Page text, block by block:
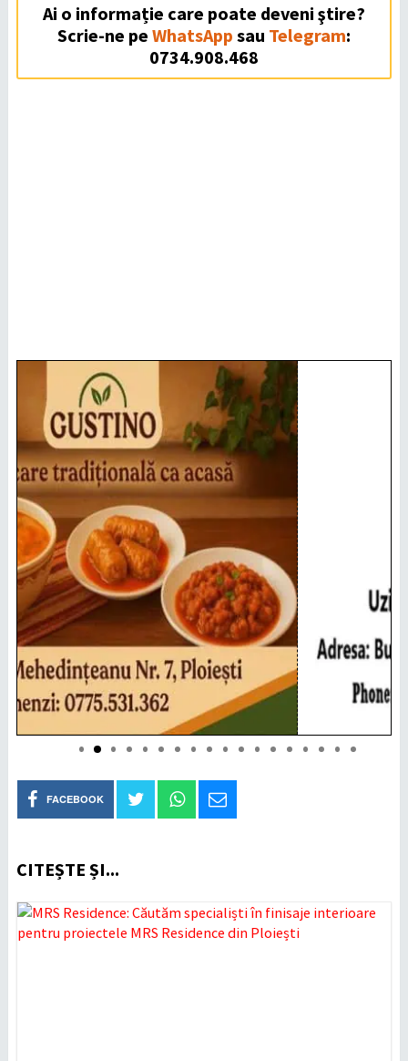
Ai o informație care poate deveni ştire?
Scrie-ne pe WhatsApp sau Telegram:
0734.908.468
FACEBOOK
CITEȘTE ȘI...